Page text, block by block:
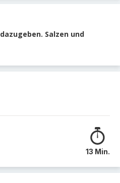
Salzen und
13 Min.